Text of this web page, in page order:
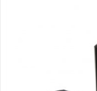
HonWave - Gummibåtar